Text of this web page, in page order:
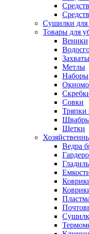
Сушилки для
Товары для
Веники
Метлы
Наборы
Совки
Тряпки
Щетки
Ведра